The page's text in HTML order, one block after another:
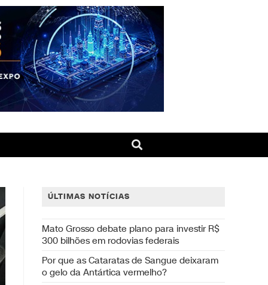
ÚLTIMAS NOTÍCIAS
Mato Grosso debate plano para investir R$
300 bilhões em rodovias federais
Por que as Cataratas de Sangue deixaram
o gelo da Antártica vermelho?